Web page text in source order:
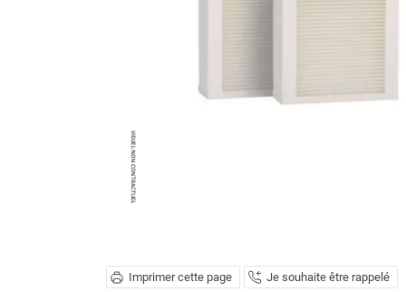
Ventilateur industriel
Ventilateur de chantier
Ventilateur centrifuge
Ventilateur de sol
Ventilateur sur pied
Ventilateur de bureau
Extracteur d'air mural centrifuge
Imprimer cette page Je souhaite être rappelé